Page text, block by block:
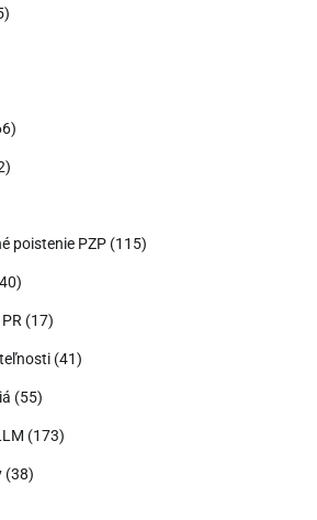
poistenie PZP (115)
(17)
(41)
(55)
(173)
(38)